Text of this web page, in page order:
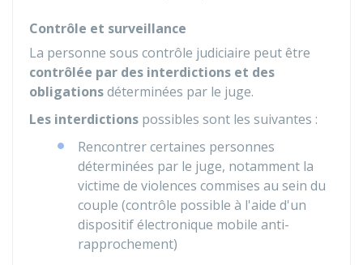
Contrôle et surveillance
La personne sous contrôle judiciaire peut être
contrôlée par des interdictions et des
obligationsdéterminées par le juge.
Les interdictions possibles sont les suivantes :
Rencontrer certaines personnes
déterminées par le juge, notamment la
victime de violences commises au sein du
couple (contrôle possible à l'aide d'un
dispositif électronique mobile anti-
rapprochement)